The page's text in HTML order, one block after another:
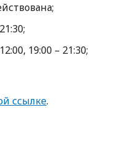
19:00 – 21:30;
ссылке.